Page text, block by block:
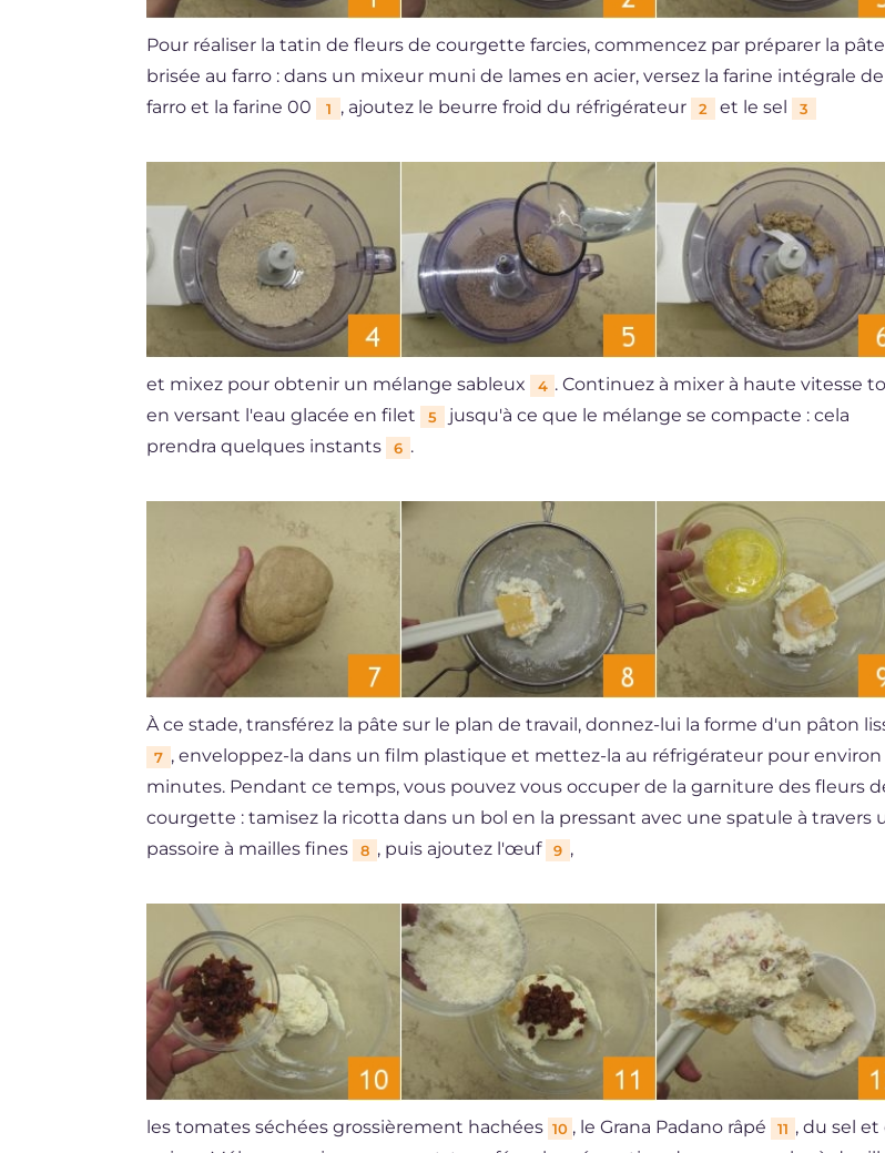
Pour réaliser la tatin de fleurs de courgette farcies, commencez par préparer la pâte
brisée au farro : dans un mixeur muni de lames en acier, versez la farine intégrale de
farro et la farine 00
1 , ajoutez le beurre froid du réfrigérateur 2 et le sel 3
et mixez pour obtenir un mélange sableux 4 . Continuez à mixer à haute vitesse
en versant l'eau glacée en filet
5
jusqu'à ce que le mélange se compacte : cela
prendra quelques instants
6 .
À ce stade, transférez la pâte sur le plan de travail, donnez-lui la forme d'un pâton
7 , enveloppez-la dans un film plastique et mettez-la au réfrigérateur pour environ
minutes. Pendant ce temps, vous pouvez vous occuper de la garniture des fleurs
courgette : tamisez la ricotta dans un bol en la pressant avec une spatule à travers
passoire à mailles fines
8 , puis ajoutez l'œuf 9 ,
les tomates séchées grossièrement hachées 10 , le Grana Padano râpé 11 , du sel et